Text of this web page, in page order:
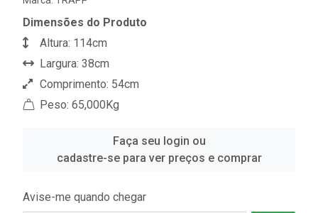
Dimensões do Produto
Altura: 114cm
Largura: 38cm
Comprimento: 54cm
Peso: 65,000Kg
Faça seu login ou
cadastre-se para ver preços e comprar
Avise-me quando chegar